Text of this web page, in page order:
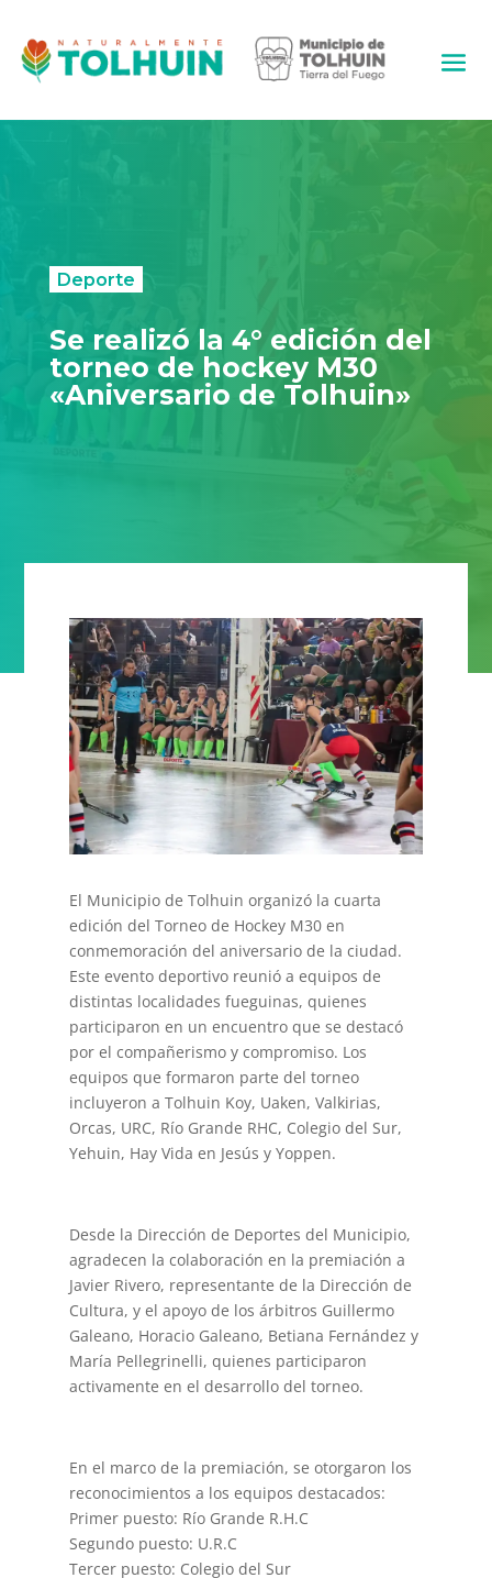
Deporte
Se realizó la 4° edición del
torneo de hockey M30
«Aniversario de Tolhuin»
El Municipio de Tolhuin organizó la cuarta
edición del Torneo de Hockey M30 en
conmemoración del aniversario de la ciudad.
Este evento deportivo reunió a equipos de
distintas localidades fueguinas, quienes
participaron en un encuentro que se destacó
por el compañerismo y compromiso. Los
equipos que formaron parte del torneo
incluyeron a Tolhuin Koy, Uaken, Valkirias,
Orcas, URC, Río Grande RHC, Colegio del Sur,
Yehuin, Hay Vida en Jesús y Yoppen.
Desde la Dirección de Deportes del Municipio,
agradecen la colaboración en la premiación a
Javier Rivero, representante de la Dirección de
Cultura, y el apoyo de los árbitros Guillermo
Galeano, Horacio Galeano, Betiana Fernández y
María Pellegrinelli, quienes participaron
activamente en el desarrollo del torneo.
En el marco de la premiación, se otorgaron los
reconocimientos a los equipos destacados:
Primer puesto: Río Grande R.H.C
Segundo puesto: U.R.C
Tercer puesto: Colegio del Sur